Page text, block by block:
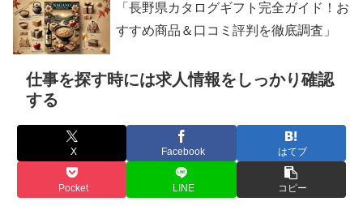
「長野県カタログギフト完全ガイド！お
すすめ商品＆口コミ評判を徹底調査」
仕事を探す時には求人情報をしっかり確認
する
X Facebook はてブ
Pocket LINE コピー